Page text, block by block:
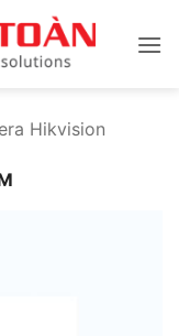
Hikvision